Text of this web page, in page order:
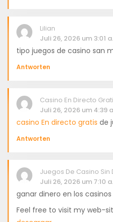
Lilian
Juli 26, 2026 um 3:01
tipo juegos de casino san
Antworten
Casino En Directo
Juli 26, 2026 um 4:39
casino En directo gratis de
Antworten
Juegos De Casino
Juli 26, 2026 um 7:10
ganar dinero en los
Feel free to visit my web-